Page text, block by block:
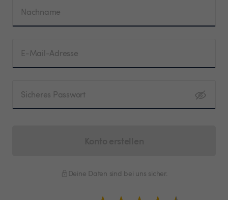
Nachname
E-Mail-Adresse
Sicheres Passwort
Deine Daten sind bei uns sicher.